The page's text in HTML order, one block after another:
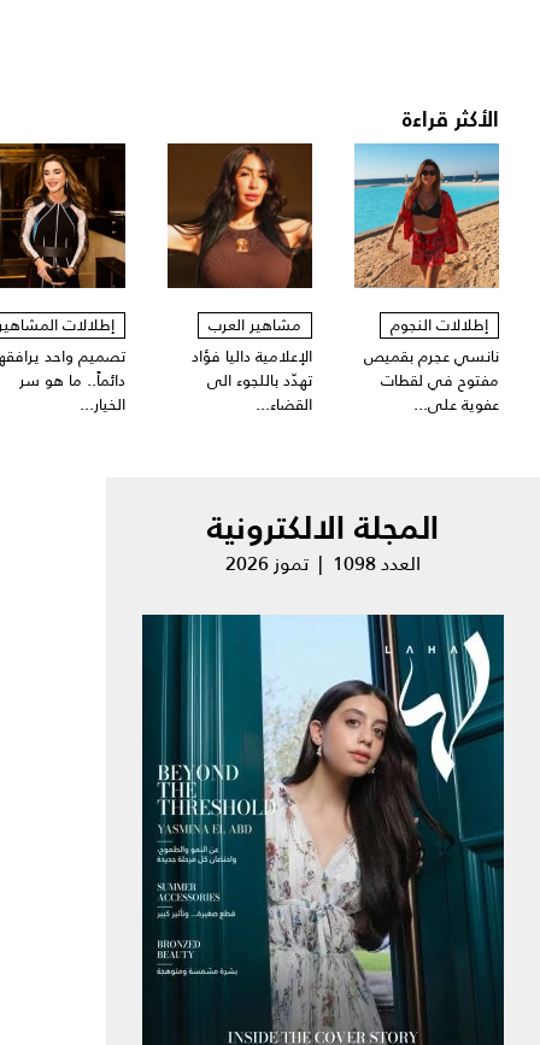
الأكثر قراءة
إطلالات النجوم
نانسي عجرم بقميص
مفتوح في لقطات
عفوية على...
مشاهير العرب
الإعلامية داليا فؤاد
تهدّد باللجوء الى
القضاء...
إطلالات
تصميم واحد
دائماً.. ما هو سر
الخيار...
المجلة الالكترونية
العدد 1098 | تموز 2026